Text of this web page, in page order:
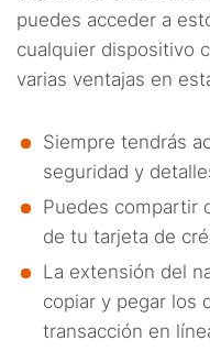
puedes acceder a
cualquier dispositivo
varias ventajas en
Siempre tendrás
seguridad y
Puedes compartir
de tu tarjeta de
La extensión del
copiar y pegar los
transacción en